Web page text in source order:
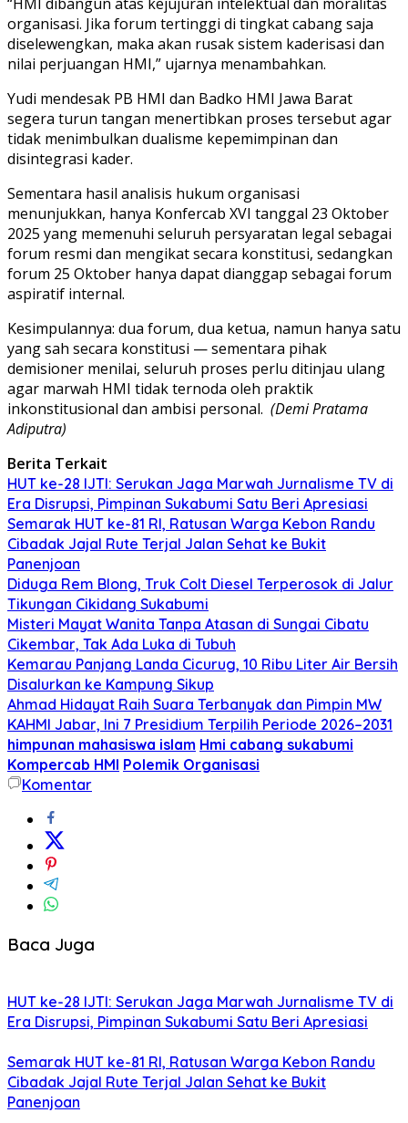
organisasi. Jika forum tertinggi di tingkat cabang saja
diselewengkan, maka akan rusak sistem kaderisasi dan
nilai perjuangan HMI,” ujarnya menambahkan.
Yudi mendesak PB HMI dan Badko HMI Jawa Barat
segera turun tangan menertibkan proses tersebut agar
tidak menimbulkan dualisme kepemimpinan dan
disintegrasi kader.
Sementara hasil analisis hukum organisasi
menunjukkan, hanya Konfercab XVI tanggal 23 Oktober
2025 yang memenuhi seluruh persyaratan legal sebagai
forum resmi dan mengikat secara konstitusi, sedangkan
forum 25 Oktober hanya dapat dianggap sebagai forum
aspiratif internal.
Kesimpulannya: dua forum, dua ketua, namun hanya satu
yang sah secara konstitusi — sementara pihak
demisioner menilai, seluruh proses perlu ditinjau ulang
agar marwah HMI tidak ternoda oleh praktik
inkonstitusional dan ambisi personal. (Demi Pratama
Adiputra)
Berita Terkait
HUT ke-28 IJTI: Serukan Jaga Marwah Jurnalisme TV di
Era Disrupsi, Pimpinan Sukabumi Satu Beri Apresiasi
Semarak HUT ke-81 RI, Ratusan Warga Kebon Randu
Cibadak Jajal Rute Terjal Jalan Sehat ke Bukit
Panenjoan
Diduga Rem Blong, Truk Colt Diesel Terperosok di Jalur
Tikungan Cikidang Sukabumi
Misteri Mayat Wanita Tanpa Atasan di Sungai Cibatu
Cikembar, Tak Ada Luka di Tubuh
Kemarau Panjang Landa Cicurug, 10 Ribu Liter Air Bersih
Disalurkan ke Kampung Sikup
Ahmad Hidayat Raih Suara Terbanyak dan Pimpin MW
KAHMI Jabar, Ini 7 Presidium Terpilih Periode 2026–2031
himpunan mahasiswa islam Hmi cabang sukabumi
Kompercab HMI Polemik Organisasi
Komentar
Baca Juga
HUT ke-28 IJTI: Serukan Jaga Marwah Jurnalisme TV di
Era Disrupsi, Pimpinan Sukabumi Satu Beri Apresiasi
Semarak HUT ke-81 RI, Ratusan Warga Kebon Randu
Cibadak Jajal Rute Terjal Jalan Sehat ke Bukit
Panenjoan